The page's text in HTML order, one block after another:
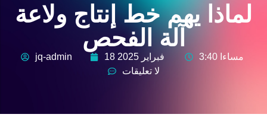
لماذا يهم خط إنتاج ولاعة
آلة الفحص
jq-admin
لا تعليقات